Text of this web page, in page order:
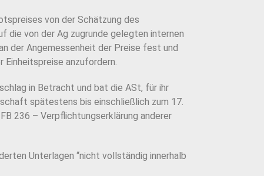
von der Schätzung des
die von der Ag zugrunde gelegten internen
der Angemessenheit der Preise fest und
anzufordern.
in Betracht und bat die ASt, für ihr
spätestens bis einschließlich zum 17.
236 – Verpflichtungserklärung anderer
Unterlagen “nicht vollständig innerhalb